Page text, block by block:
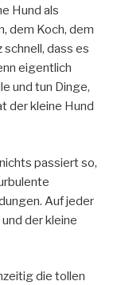
Hund als
dem Koch, dem
dass es
eigentlich
und tun Dinge,
der kleine Hund
passiert so,
Auf jeder
der kleine
die tollen